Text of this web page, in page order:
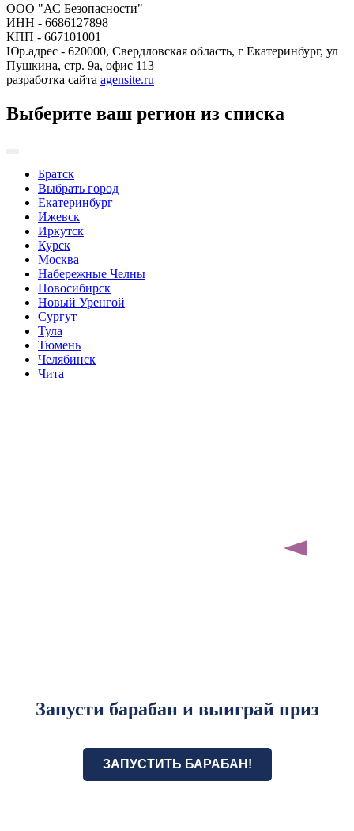
ООО "АС Безопасности"
ИНН - 6686127898
КПП - 667101001
Юр.адрес - 620000, Свердловская область, г Екатеринбург, ул
Пушкина, стр. 9а, офис 113
разработка сайта agensite.ru
Выберите ваш регион из списка
Братск
Выбрать город
Екатеринбург
Ижевск
Иркутск
Курск
Москва
Набережные Челны
Новосибирск
Новый Уренгой
Сургут
Тула
Тюмень
Челябинск
Чита
Запусти барабан и выиграй приз
ЗАПУСТИТЬ БАРАБАН!